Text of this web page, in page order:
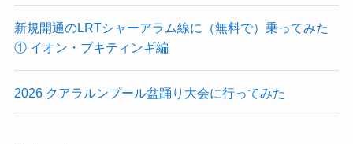
新規開通のLRTシャーアラム線に（無料で）乗ってみた
① イオン・ブキティンギ編
2026 クアラルンプール盆踊り大会に行ってみた